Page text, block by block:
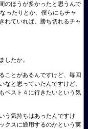
のほうが多かったと思うんで
ったりとか、僕らにもチャ
れていれば、勝ち切れるチャ
したか。
ことがあるんですけど、毎回
と思っていたんですけど、
ベスト４に行きたいという気
う気持ちはあったんですけ
クスに通用するのかという実